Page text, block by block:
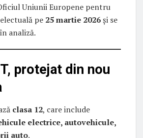
Uniunii Europene pentru
pe 25 martie 2026și se
analiză.
protejat din nou
clasa 12, care include
electrice, autovehicule,
auto.